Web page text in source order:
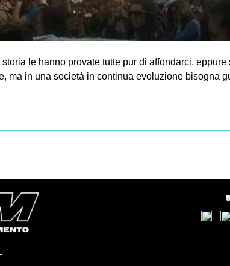
le hanno provate tutte pur di affondarci, eppure
ma in una società in continua evoluzione bisogna